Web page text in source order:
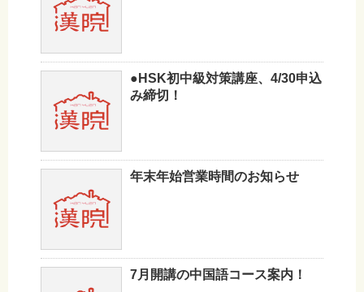
●HSK初中級対策講座、4/30申込
み締切！
年末年始営業時間のお知らせ
7月開講の中国語コース案内！